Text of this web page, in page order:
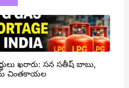
ఖరారు: సన సతీష్ బాబు,
చింతకాయల